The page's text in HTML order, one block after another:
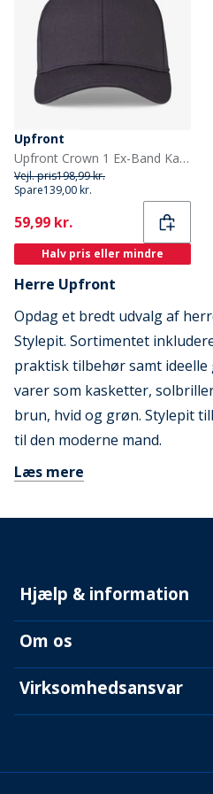
Upfront
Upfront Crown 1 Ex-Band Kasket Light Medium Blue
Vejl. pris198,99 kr.
Spare139,00 kr.
Current
59,99 kr.
Halv pris eller mindre
Herre Upfront
Opdag et bredt udvalg af
Stylepit. Sortimentet
praktisk tilbehør samt
varer som kasketter,
brun, hvid og grøn. Stylepit
til den moderne mand.
Læs mere
Hjælp & information
Om os
Virksomhedsansvar